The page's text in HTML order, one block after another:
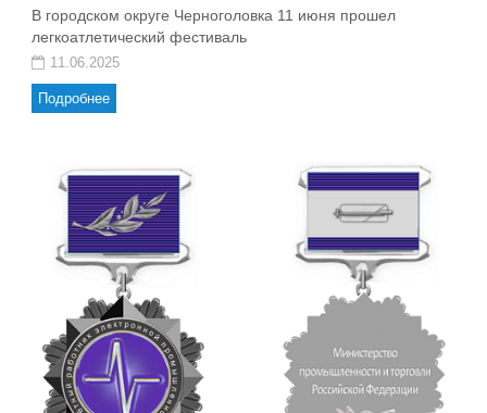
В городском округе Черноголовка 11 июня прошел
легкоатлетический фестиваль
11.06.2025
Подробнее